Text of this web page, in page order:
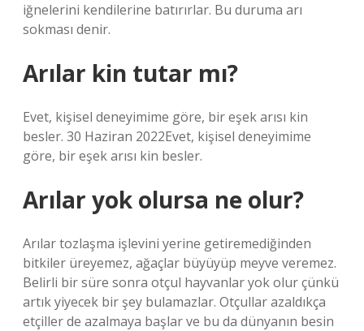
iğnelerini kendilerine batırırlar. Bu duruma arı
sokması denir.
Arılar kin tutar mı?
Evet, kişisel deneyimime göre, bir eşek arısı kin
besler. 30 Haziran 2022Evet, kişisel deneyimime
göre, bir eşek arısı kin besler.
Arılar yok olursa ne olur?
Arılar tozlaşma işlevini yerine getiremediğinden
bitkiler üreyemez, ağaçlar büyüyüp meyve veremez.
Belirli bir süre sonra otçul hayvanlar yok olur çünkü
artık yiyecek bir şey bulamazlar. Otçullar azaldıkça
etçiller de azalmaya başlar ve bu da dünyanın besin